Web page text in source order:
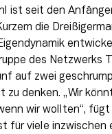
ist seit den
die
des Netzwerks
auf zwei
zu denken. „Wir
wir wollten“, fügt
für viele inzwischen